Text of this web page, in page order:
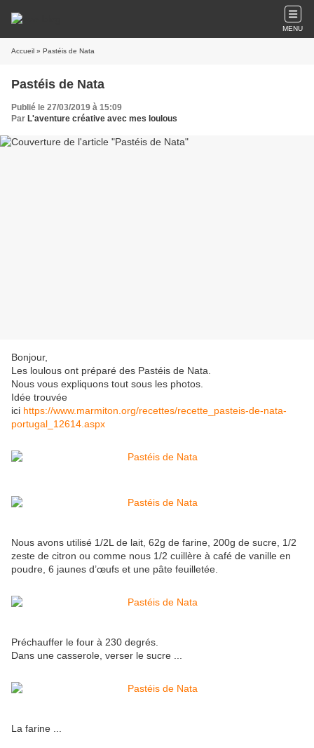
MENU
Accueil » Pastéis de Nata
Pastéis de Nata
Publié le 27/03/2019 à 15:09
Par L'aventure créative avec mes loulous
Bonjour,
Les loulous ont préparé des Pastéis de Nata.
Nous vous expliquons tout sous les photos.
Idée trouvée
ici https://www.marmiton.org/recettes/recette_pasteis-de-nata-
portugal_12614.aspx
Nous avons utilisé 1/2L de lait, 62g de farine, 200g de sucre, 1/2
zeste de citron ou comme nous 1/2 cuillère à café de vanille en
poudre, 6 jaunes d’œufs et une pâte feuilletée.
Préchauffer le four à 230 degrés.
Dans une casserole, verser le sucre ...
La farine ...